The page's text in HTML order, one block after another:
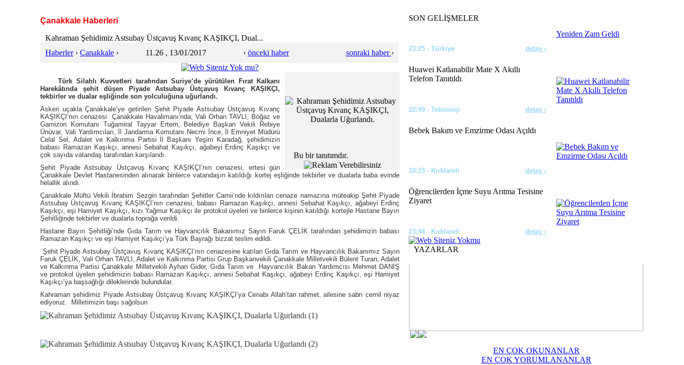
Çanakkale Haberleri
Kahraman Şehidimiz Astsubay Üstçavuş Kıvanç KAŞIKÇI, Dual...
Haberler› Çanakkale › 11.26 , 13/01/2017 ‹ önceki haber sonraki haber ›
Bu bir tanıtımdır.
Türk Silahlı Kuvvetleri tarafından Suriye’de yürütülen Fırat Kalkanı
Harekâtında şehit düşen Piyade Astsubay Üstçavuş Kıvanç KAŞIKÇI,
tekbirler ve dualar eşliğinde son yolculuğuna uğurlandı.
Askeri uçakla Çanakkale’ye getirilen Şehit Piyade Astsubay Üstçavuş Kıvanç
KAŞIKÇI’nın cenazesi Çanakkale Havalimanı’nda; Vali Orhan TAVLI, Boğaz ve
Garnizon Komutanı Tuğamiral Tayyar Ertem, Belediye Başkan Vekili Rebiye
Ünüvar, Vali Yardımcıları, İl Jandarma Komutanı Necmi İnce, İl Emniyet Müdürü
Celal Sel, Adalet ve Kalkınma Partisi İl Başkanı Yeşim Karadağ, şehidimizin
babası Ramazan Kaşıkçı, annesi Sebahat Kaşıkçı, ağabeyi Erdinç Kaşıkçı ve
çok sayıda vatandaş tarafından karşılandı.
Şehit Piyade Astsubay Üstçavuş Kıvanç KAŞIKÇI’nın cenazesi, ertesi gün
Çanakkale Devlet Hastanesinden alınarak binlerce vatandaşın katıldığı kortej eşliğinde tekbirler ve dualarla baba evinde
helallik alındı.
Çanakkale Müftü Vekili İbrahim Sezgin tarafından Şehitler Camii’nde kıldırılan cenaze namazına müteakip Şehit Piyade
Astsubay Üstçavuş Kıvanç KAŞIKÇI’nın cenazesi, babası Ramazan Kaşıkçı, annesi Sebahat Kaşıkçı, ağabeyi Erdinç
Kaşıkçı, eşi Hamiyet Kaşıkçı, kızı Yağmur Kaşıkçı ile protokol üyeleri ve binlerce kişinin katıldığı kortejle Hastane Bayırı
Şehitliğinde tekbirler ve dualarla toprağa verildi.
Hastane Bayırı Şehitliği’nde Gıda Tarım ve Hayvancılık Bakanımız Sayın Faruk ÇELİK tarafından şehidimizin babası
Ramazan Kaşıkçı ve eşi Hamiyet Kaşıkçı’ya Türk Bayrağı bizzat teslim edildi.
Şehit Piyade Astsubay Üstçavuş Kıvanç KAŞIKÇI’nın cenazesine katılan Gıda Tarım ve Hayvancılık Bakanımız Sayın
Faruk ÇELİK, Vali Orhan TAVLI, Adalet ve Kalkınma Partisi Grup Başkanvekili Çanakkale Milletvekili Bülent Turan, Adalet
ve Kalkınma Partisi Çanakkale Milletvekili Ayhan Gider, Gıda Tarım ve Hayvancılık Bakan Yardımcısı Mehmet DANİŞ
ve protokol üyeleri şehidimizin babası Ramazan Kaşıkçı, annesi Sebahat Kaşıkçı, ağabeyi Erdinç Kaşıkçı, eşi Hamiyet
Kaşıkçı’ya başsağlığı dileklerinde bulundular.
Kahraman şehidimiz Piyade Astsubay Üstçavuş Kıvanç KAŞIKÇI’ya Cenabı Allah’tan rahmet, ailesine sabrı cemil niyaz
ediyoruz. Milletimizin başı sağolsun
SON GELİŞMELER
23:25 - Türkiye detay ›
Huawei Katlanabilir Mate X Akıllı
Telefon Tanıtıldı
22:49 - Teknoloji detay ›
Bebek Bakım ve Emzirme Odası Açıldı
10:15 - Kırklareli detay ›
Öğrencilerden İçme Suyu Arıtma Tesisine
Ziyaret
23:44 - Kırklareli detay ›
Okul ve Camilerde Dezenfeksiyon
detay ›
YAZARLAR
Vasiyetnâmesi
VasiyetnâmesiTürkiye Cumhuriyeti’nin
Kemal Atatürk’ün, genç subaylık
Tüm dünyada popüler olan, ünlülerin sıklıkla başvurduğu
temelinde düşük karb...
EN ÇOK OKUNANLAR
EN ÇOK YORUMLANANLAR